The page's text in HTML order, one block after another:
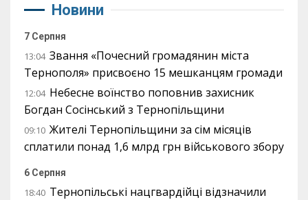
Новини
7 Серпня
13:04 Звання «Почесний громадянин міста
Тернополя» присвоєно 15 мешканцям громади
12:04 Небесне воїнство поповнив захисник
Богдан Сосінський з Тернопільщини
09:10 Жителі Тернопільщини за сім місяців
сплатили понад 1,6 млрд грн військового збору
6 Серпня
18:40 Тернопільські нацгвардійці відзначили